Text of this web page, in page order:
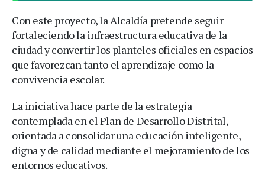
Con este proyecto, la Alcaldía pretende seguir
fortaleciendo la infraestructura educativa de la
ciudad y convertir los planteles oficiales en espacios
que favorezcan tanto el aprendizaje como la
convivencia escolar.
La iniciativa hace parte de la estrategia
contemplada en el Plan de Desarrollo Distrital,
orientada a consolidar una educación inteligente,
digna y de calidad mediante el mejoramiento de los
entornos educativos.